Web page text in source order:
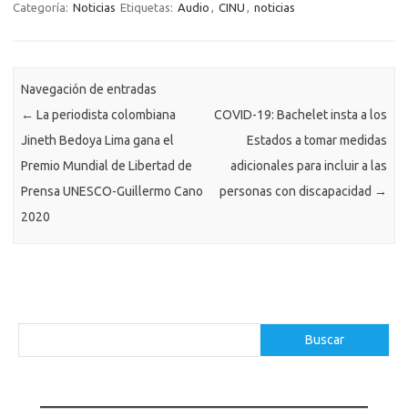
Categoría: Noticias Etiquetas: Audio , CINU , noticias
Navegación de entradas
← La periodista colombiana
Jineth Bedoya Lima gana el
Premio Mundial de Libertad de
Prensa UNESCO-Guillermo Cano
2020
COVID-19: Bachelet insta a los
Estados a tomar medidas
adicionales para incluir a las
personas con discapacidad →
Buscar